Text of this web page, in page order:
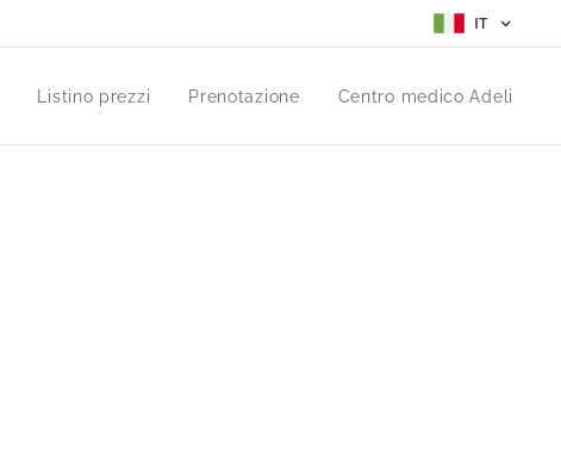
IT
Listino prezzi Prenotazione Centro medico Adeli